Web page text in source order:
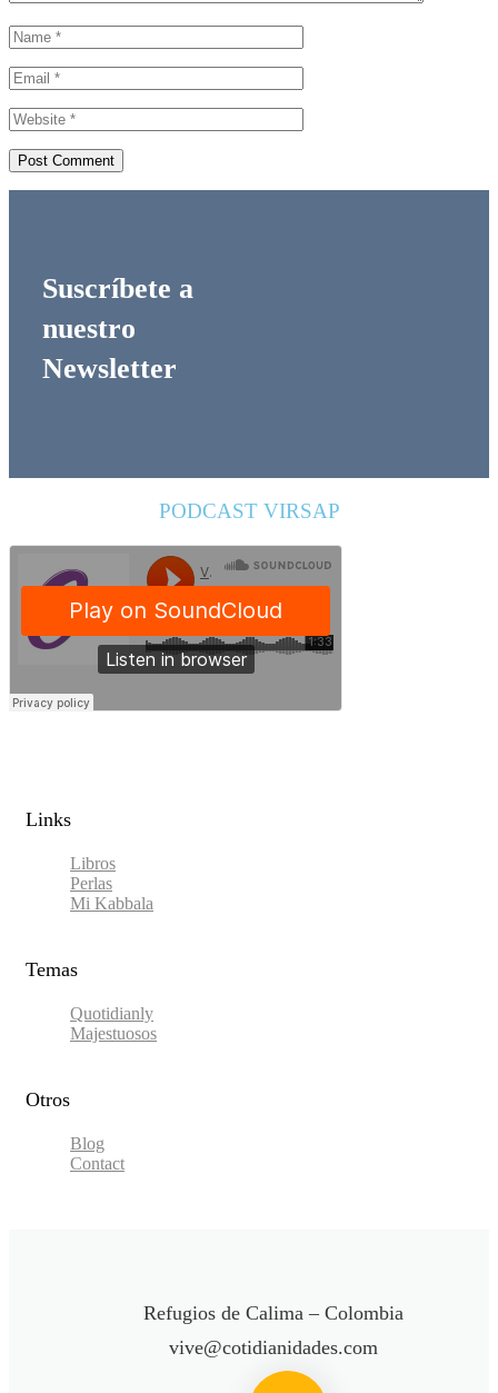
Suscríbete a
nuestro
Newsletter
PODCAST VIRSAP
Links​
Libros
Perlas
Mi Kabbala
Temas
Quotidianly
Majestuosos
Otros
Blog
Contact
Refugios de Calima – Colombia
vive@cotidianidades.com